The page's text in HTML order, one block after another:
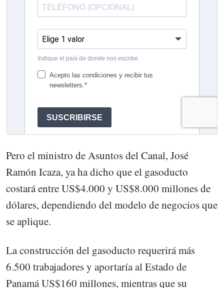
Pero el ministro de Asuntos del Canal, José
Ramón Icaza, ya ha dicho que el gasoducto
costará entre US$4.000 y US$8.000 millones de
dólares, dependiendo del modelo de negocios que
se aplique.
La construcción del gasoducto requerirá más
6.500 trabajadores y aportaría al Estado de
Panamá US$160 millones, mientras que su